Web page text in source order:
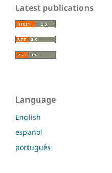
Latest publications
Language
English
español
português